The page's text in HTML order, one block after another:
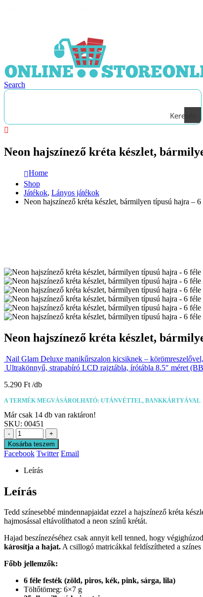
Search
Keresés
Neon hajszínező kréta készlet,
Home
Shop
Játékok, Lányos játékok
Neon hajszínező kréta készlet, bármilyen típusú hajra –
Neon hajszínező kréta készlet,
Nail Glam Deluxe manikűrszalon kicsiknek –
Ultrakönnyű, strapabíró LCD rajztábla, írótábla 8.5″ méret
5.290 Ft
A TERMÉK MEGVÁSÁROLHATÓ: UTÁNVÉTTEL, BANKKÁRTYÁVAL
Már csak 14 db van raktáron!
SKU: 00451
-
+
Kosárba teszem
Facebook Twitter Email
Leírás
Leírás
Tedd színesebbé mindennapjaidat ezzel a hajszínező kréta
hajmosással eltávolíthatod a neon színű krétát.
Hajad beszínezéséhez csak annyit kell tenned, hogy
károsítja a hajat.A csillogó matricákkal feldíszítheted a
Főbb jellemzők:
6 féle festék (zöld, piros, kék, pink, sárga, lila)
Töltőtömeg: 6×7 g